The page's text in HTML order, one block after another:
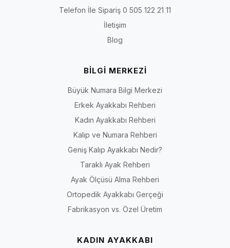
Telefon İle Sipariş 0 505 122 21 11
İletişim
Blog
BİLGİ MERKEZİ
Büyük Numara Bilgi Merkezi
Erkek Ayakkabı Rehberi
Kadın Ayakkabı Rehberi
Kalıp ve Numara Rehberi
Geniş Kalıp Ayakkabı Nedir?
Taraklı Ayak Rehberi
Ayak Ölçüsü Alma Rehberi
Ortopedik Ayakkabı Gerçeği
Fabrikasyon vs. Özel Üretim
KADIN AYAKKABI